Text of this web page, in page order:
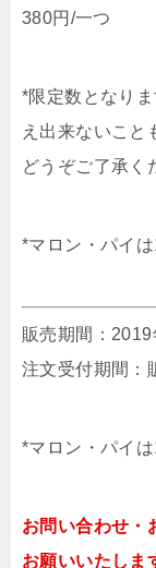
380円/一つ
*限定数となり
え出来ないこと
どうぞご了承く
*マロン・パイ
販売期間：2019
注文受付期間：
*マロン・パイ
お問い合わせ・
お願いいたしま